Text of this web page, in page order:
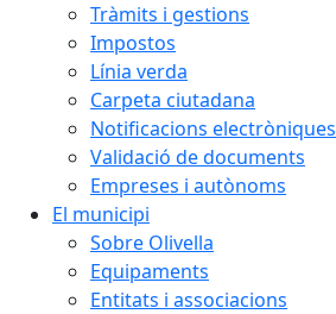
Tràmits i gestions
Impostos
Línia verda
Carpeta ciutadana
Notificacions electròniques
Validació de documents
Empreses i autònoms
El municipi
Sobre Olivella
Equipaments
Entitats i associacions